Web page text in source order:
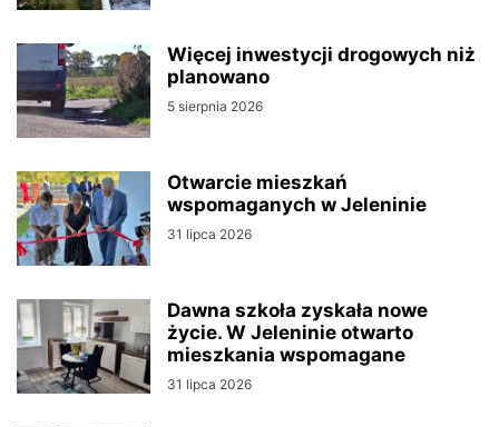
Więcej inwestycji drogowych niż
planowano
5 sierpnia 2026
Otwarcie mieszkań
wspomaganych w Jeleninie
31 lipca 2026
Dawna szkoła zyskała nowe
życie. W Jeleninie otwarto
mieszkania wspomagane
31 lipca 2026